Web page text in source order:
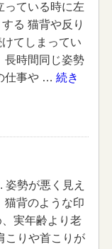
っている時に左
る 猫背や反り
てしまってい
長時間同じ姿勢
仕事や … 続き
姿勢が悪く見え
猫背のような印
実年齢より老
こりや首こりが